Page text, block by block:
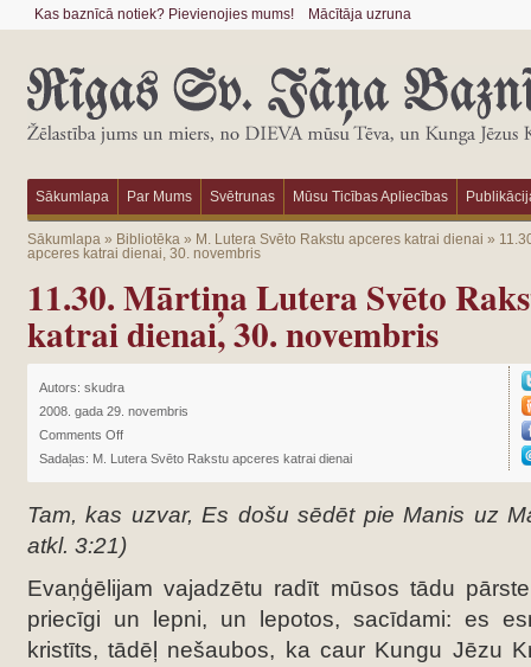
Kas baznīcā notiek? Pievienojies mums! Mācītāja uzruna
Sākumlapa Par Mums Svētrunas Mūsu Ticības Apliecības
Sākumlapa» Bibliotēka» M. Lutera Svēto Rakstu apceres katrai dienai »
apceres katrai dienai, 30. novembris
11.30. Mārtiņa Lutera Svēto
katrai dienai, 30. novembris
Autors: skudra
2008. gada 29. novembris
Comments Off
Sadaļas: M. Lutera Svēto Rakstu apceres katrai dienai
Tam, kas uzvar, Es došu sēdēt pie Manis uz
atkl. 3:21)
Evaņģēlijam vajadzētu radīt mūsos tādu
priecīgi un lepni, un lepotos, sacīdami: es
kristīts, tādēļ nešaubos, ka caur Kungu Jēzu